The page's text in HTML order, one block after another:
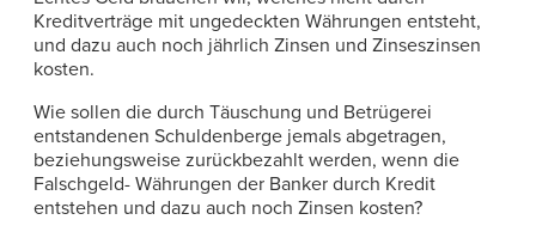
Kreditverträge mit ungedeckten Währungen entsteht,
und dazu auch noch jährlich Zinsen und Zinseszinsen
kosten.
Wie sollen die durch Täuschung und Betrügerei
entstandenen Schuldenberge jemals abgetragen,
beziehungsweise zurückbezahlt werden, wenn die
Falschgeld- Währungen der Banker durch Kredit
entstehen und dazu auch noch Zinsen kosten?